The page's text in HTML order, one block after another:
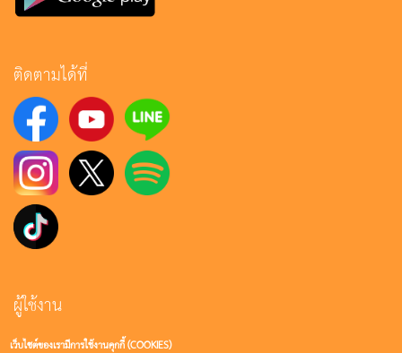
ติดตามได้ที่
ผู้ใช้งาน
เว็บไซต์ของเรามีการใช้งานคุกกี้ (COOKIES)